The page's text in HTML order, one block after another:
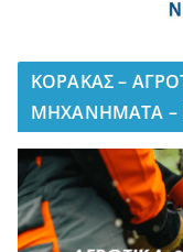
ΚΟΡΑΚΑΣ –
ΜΗΧΑΝΗΜΑΤΑ –